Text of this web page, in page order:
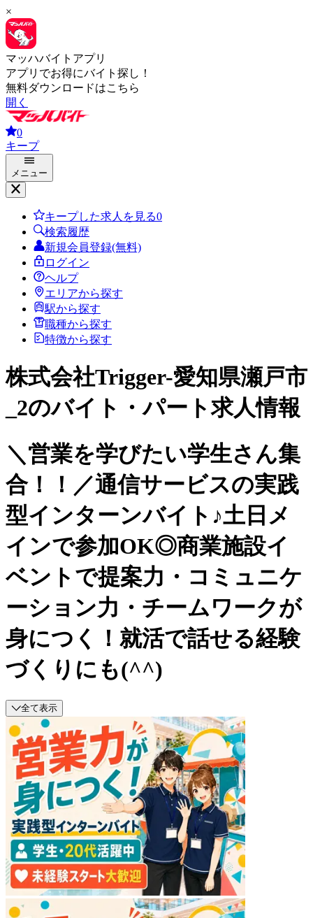
×
マッハバイトアプリ
アプリでお得にバイト探し！
無料ダウンロードはこちら
開く
0
キープ
メニュー
キープした求人を見る0
検索履歴
新規会員登録(無料)
ログイン
ヘルプ
エリアから探す
駅から探す
職種から探す
特徴から探す
株式会社Trigger-愛知県瀬戸市
_2のバイト・パート求人情報
＼営業を学びたい学生さん集
合！！／通信サービスの実践
型インターンバイト♪土日メ
インで参加OK◎商業施設イ
ベントで提案力・コミュニケ
ーション力・チームワークが
身につく！就活で話せる経験
づくりにも(^^)
全て表示